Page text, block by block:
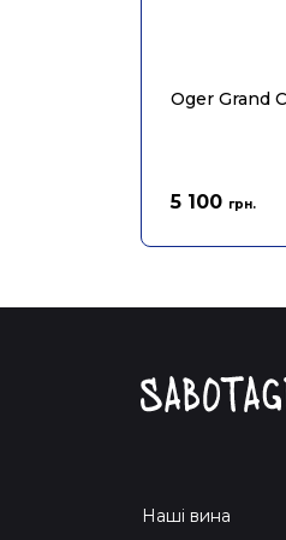
Oger Grand
5 100 грн.
Наші вина